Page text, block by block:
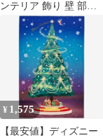
ンテリア 飾り 壁 部屋
窓 横71㎝、縦146㎝
¥ 1,575
【最安値】ディズニー